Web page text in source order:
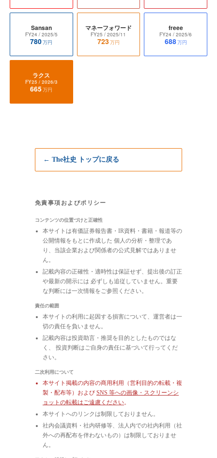
Sansan
FY24 / 2025/5
780万円
マネーフォワード
FY25 / 2025/11
723万円
freee
FY24 / 2025/6
688万円
ラクス
FY25 / 2026/3
665万円
← The社史 トップに戻る
免責事項およびポリシー
コンテンツの位置づけと正確性
本サイトは有価証券報告書・IR資料・書籍・報道等の
公開情報をもとに作成した 個人の分析・整理であ
り、当該企業および関係者の公式見解ではありませ
ん。
記載内容の正確性・適時性は保証せず、提出後の訂正
や最新の開示には 必ずしも追従していません。重要
な判断には一次情報をご参照ください。
責任の範囲
本サイトの利用に起因する損害について、運営者は一
切の責任を負いません。
記載内容は投資助言・推奨を目的としたものではな
く、 投資判断はご自身の責任に基づいて行ってくだ
さい。
二次利用について
本サイト掲載の内容の商用利用（営利目的の転載・複
製・配布等）および SNS 等への画像・スクリーンシ
ョットの転載はご遠慮ください。
本サイトへのリンクは制限しておりません。
社内会議資料・社内研修等、法人内での社内利用（社
外への再配布を伴わないもの）は制限しておりませ
ん。